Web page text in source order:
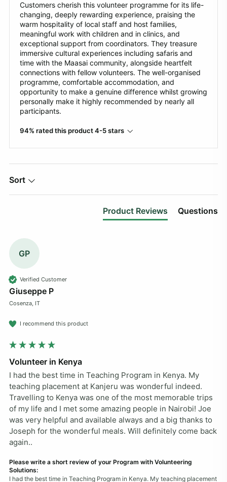
Customers cherish this volunteer programme for its life-
changing, deeply rewarding experience, praising the
warm hospitality of local staff and host families,
meaningful work with children and in clinics, and
exceptional support from coordinators. They treasure
immersive cultural experiences including safaris and
time with the Maasai community, alongside heartfelt
connections with fellow volunteers. The well-organised
programme, comfortable accommodation, and
opportunity to make a genuine difference whilst growing
personally make it highly recommended by nearly all
participants.
94% rated this product 4-5 stars
Sort
Product Reviews Questions
GP
Verified Customer
Giuseppe P
Cosenza, IT
I recommend this product
Volunteer in Kenya
I had the best time in Teaching Program in Kenya. My
teaching placement at Kanjeru was wonderful indeed.
Travelling to Kenya was one of the most memorable trips
of my life and I met some amazing people in Nairobi! Joe
was very helpful and available always and a big thanks to
Joseph for the wonderful meals. Will definitely come back
again..
Please write a short review of your Program with Volunteering
Solutions:
I had the best time in Teaching Program in Kenya. My teaching placement